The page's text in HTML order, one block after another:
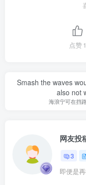
点赞1
Smash the waves
also not
海浪宁可在挡
网友投
3